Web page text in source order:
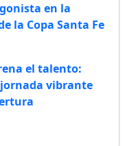
en la
la Copa Santa Fe
el talento:
vibrante